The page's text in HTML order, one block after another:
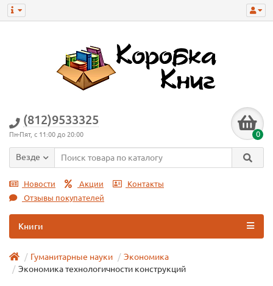
(812)9533325
Пн-Пят, с 11:00 до 20:00 0
Везде
Новости Акции
Контакты
Отзывы покупателей
Книги
Гуманитарные науки
Экономика
Экономика технологичности конструкций